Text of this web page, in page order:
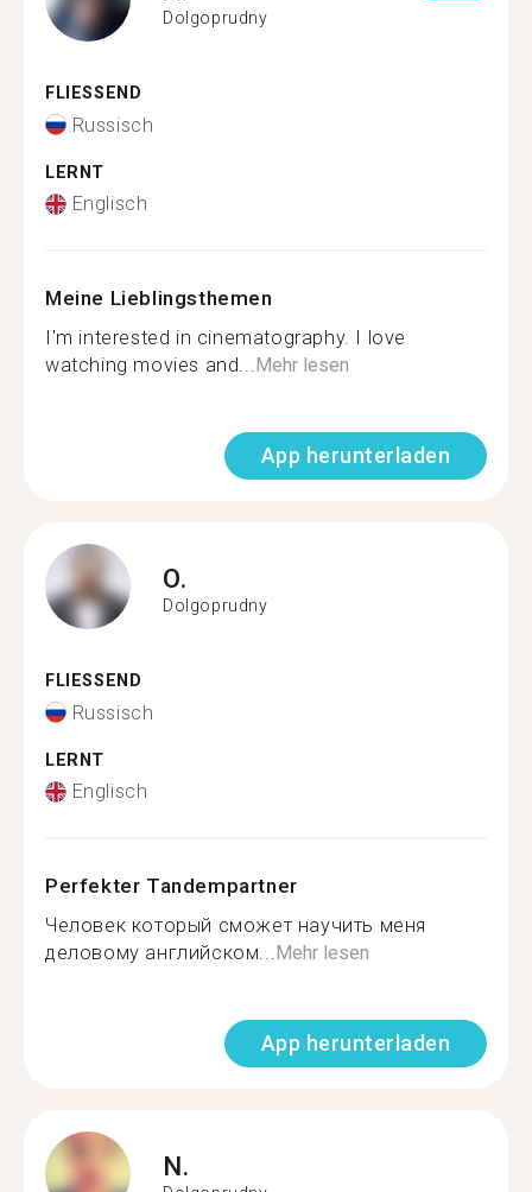
Dolgoprudny
FLIESSEND
Russisch
LERNT
Englisch
Meine Lieblingsthemen
I'm interested in cinematography. I love
watching movies and...Mehr lesen
App herunterladen
O.
Dolgoprudny
FLIESSEND
Russisch
LERNT
Englisch
Perfekter Tandempartner
Человек который сможет научить меня
деловому английском...Mehr lesen
App herunterladen
N.